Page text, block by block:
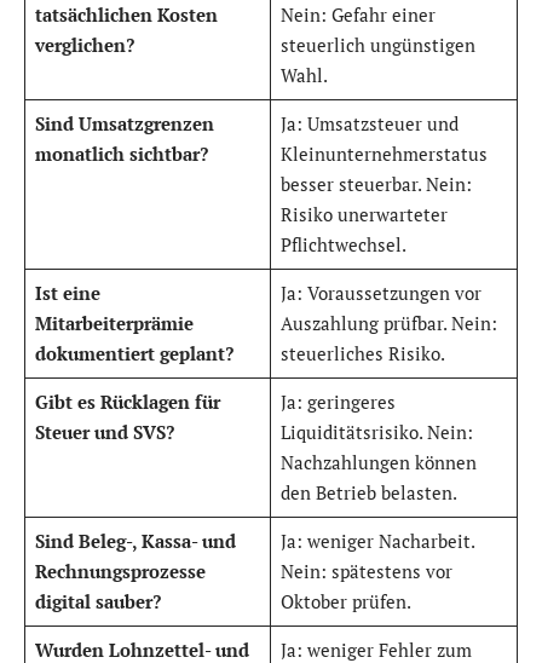
tatsächlichen Kosten
verglichen?
Nein: Gefahr einer
steuerlich ungünstigen
Wahl.
Sind Umsatzgrenzen
monatlich sichtbar?
Ja: Umsatzsteuer und
Kleinunternehmerstatus
besser steuerbar. Nein:
Risiko unerwarteter
Pflichtwechsel.
Ist eine
Mitarbeiterprämie
dokumentiert geplant?
Ja: Voraussetzungen vor
Auszahlung prüfbar. Nein:
steuerliches Risiko.
Gibt es Rücklagen für
Steuer und SVS?
Ja: geringeres
Liquiditätsrisiko. Nein:
Nachzahlungen können
den Betrieb belasten.
Sind Beleg-, Kassa- und
Rechnungsprozesse
digital sauber?
Ja: weniger Nacharbeit.
Nein: spätestens vor
Oktober prüfen.
Wurden Lohnzettel- und
Ja: weniger Fehler zum